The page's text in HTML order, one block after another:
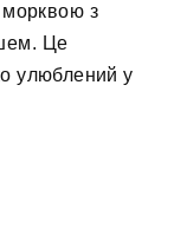
з
Це
улюблений у